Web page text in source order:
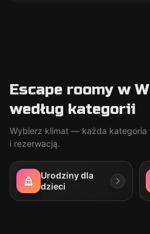
Escape roomy w
według kategorii
Wybierz klimat — każda kategoria
i rezerwacją.
Urodziny dla
dzieci